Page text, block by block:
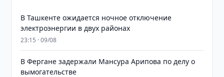
В Ташкенте ожидается ночное отключение
электроэнергии в двух районах
23:15 · 09/08
В Фергане задержали Мансура Арипова по делу о
вымогательстве